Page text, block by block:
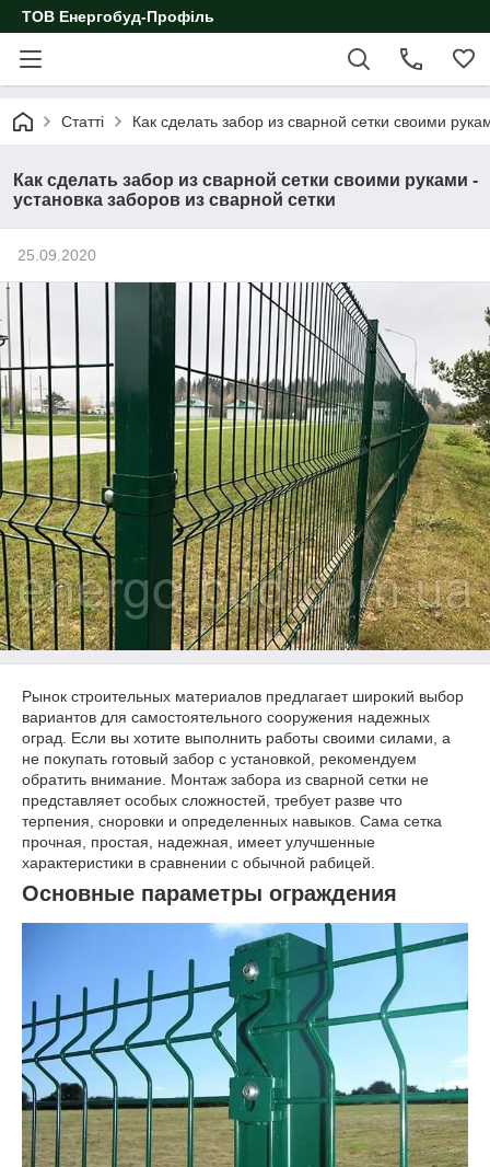
ТОВ Енергобуд-Профіль
Статті Как сделать забор из сварной сетки своими
Как сделать забор из сварной сетки своими руками -
установка заборов из сварной сетки
25.09.2020
Рынок строительных материалов предлагает широкий выбор
вариантов для самостоятельного сооружения надежных
оград. Если вы хотите выполнить работы своими силами, а
не покупать готовый забор с установкой, рекомендуем
обратить внимание. Монтаж забора из сварной сетки не
представляет особых сложностей, требует разве что
терпения, сноровки и определенных навыков. Сама сетка
прочная, простая, надежная, имеет улучшенные
характеристики в сравнении с обычной рабицей.
Основные параметры ограждения